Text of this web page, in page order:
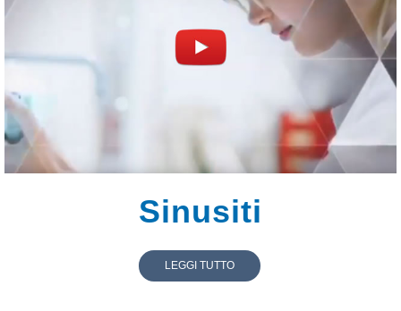
Sinusiti
LEGGI TUTTO